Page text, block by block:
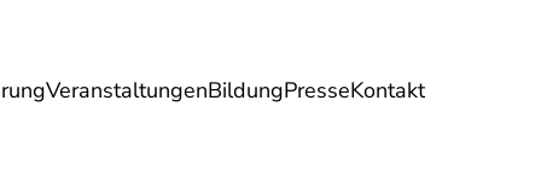
VeranstaltungenBildungPresseKontakt
Reise Umwelt Verträge